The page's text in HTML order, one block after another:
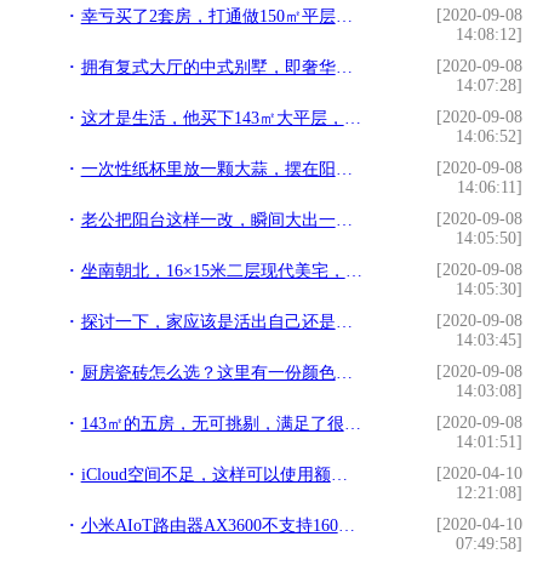
幸亏买了2套房，打通做150㎡平层，复古韵味，老婆入住说幸福
[2020-09-08
14:08:12]
拥有复式大厅的中式别墅，即奢华又保存中式的韵味
[2020-09-08
14:07:28]
这才是生活，他买下143㎡大平层，保留一间卧室，只为住着舒适
[2020-09-08
14:06:52]
一次性纸杯里放一颗大蒜，摆在阳台作用太棒了，家里人都喜欢
[2020-09-08
14:06:11]
老公把阳台这样一改，瞬间大出一间半房，真的是太聪明了
[2020-09-08
14:05:50]
坐南朝北，16×15米二层现代美宅，阳光房+车库+地下室
[2020-09-08
14:05:30]
探讨一下，家应该是活出自己还是为了装饰
[2020-09-08
14:03:45]
厨房瓷砖怎么选？这里有一份颜色搭配建议，没有灵感的业主过来看
[2020-09-08
14:03:08]
143㎡的五房，无可挑剔，满足了很多人对完美户型的想象！
[2020-09-08
14:01:51]
iCloud空间不足，这样可以使用额外空间
[2020-04-10
12:21:08]
小米AIoT路由器AX3600不支持160MHz通道？
[2020-04-10
07:49:58]